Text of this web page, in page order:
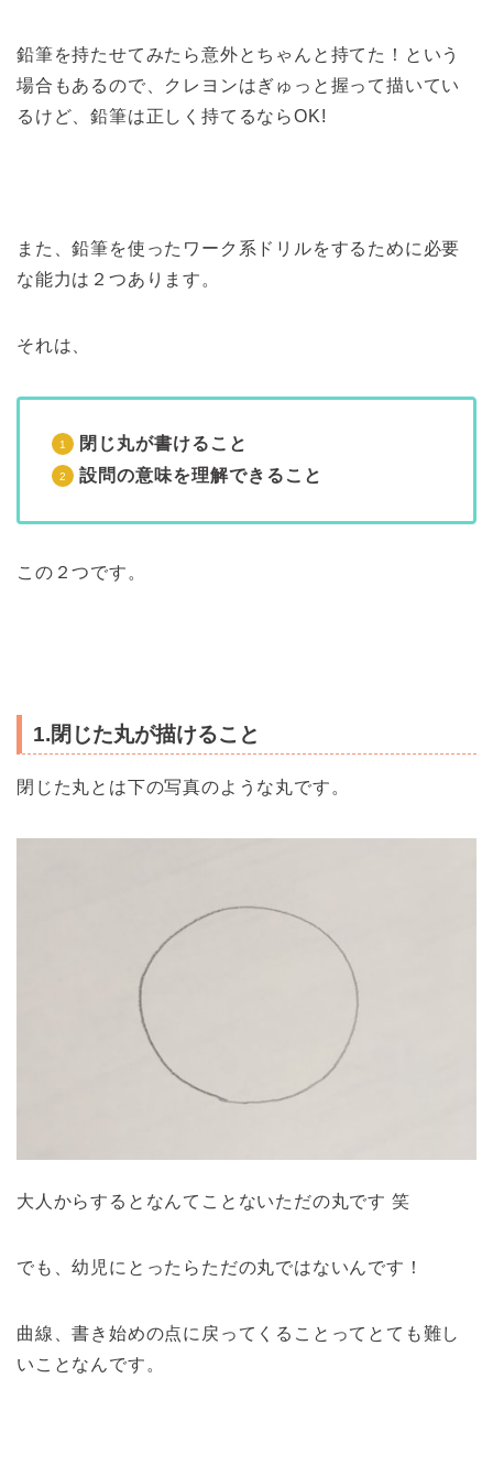
鉛筆を持たせてみたら意外とちゃんと持てた！という
場合もあるので、クレヨンはぎゅっと握って描いてい
るけど、鉛筆は正しく持てるならOK!
また、鉛筆を使ったワーク系ドリルをするために必要
な能力は２つあります。
それは、
閉じ丸が書けること
設問の意味を理解できること
この２つです。
1.閉じた丸が描けること
閉じた丸とは下の写真のような丸です。
大人からするとなんてことないただの丸です 笑
でも、幼児にとったらただの丸ではないんです！
曲線、書き始めの点に戻ってくることってとても難し
いことなんです。